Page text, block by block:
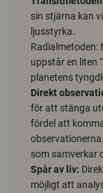
sin stjärna kan
ljusstyrka.
Radialmetoden:
uppstår en liten
planetens
Direkt
för att stänga
fördel att
som samverkar
Spår av liv:
möjligt att